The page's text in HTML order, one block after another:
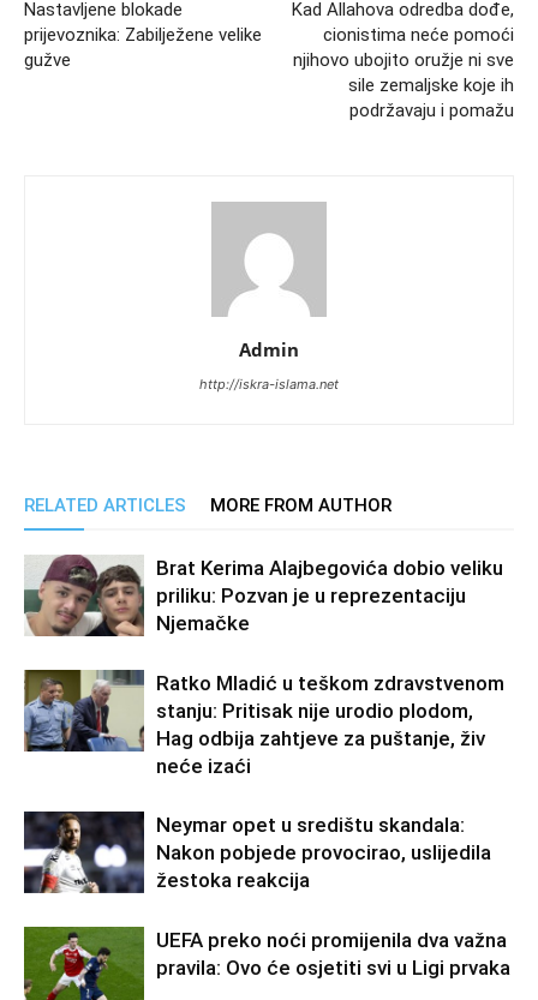
Nastavljene blokade
prijevoznika: Zabilježene velike
gužve
Kad Allahova odredba dođe,
cionistima neće pomoći
njihovo ubojito oružje ni sve
sile zemaljske koje ih
podržavaju i pomažu
Admin
http://iskra-islama.net
RELATED ARTICLES MORE FROM AUTHOR
Brat Kerima Alajbegovića dobio veliku
priliku: Pozvan je u reprezentaciju
Njemačke
Ratko Mladić u teškom zdravstvenom
stanju: Pritisak nije urodio plodom,
Hag odbija zahtjeve za puštanje, živ
neće izaći
Neymar opet u središtu skandala:
Nakon pobjede provocirao, uslijedila
žestoka reakcija
UEFA preko noći promijenila dva važna
pravila: Ovo će osjetiti svi u Ligi prvaka